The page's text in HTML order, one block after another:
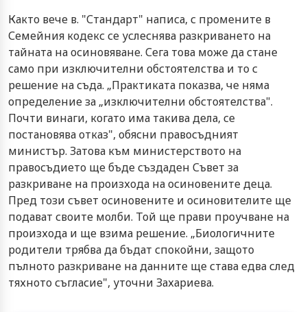
Както вече в. "Стандарт" написа, с промените в
Семейния кодекс се услеснява разкриването на
тайната на осиновяване. Сега това може да стане
само при изключителни обстоятелства и то с
решение на съда. „Практиката показва, че няма
определение за „изключителни обстоятелства".
Почти винаги, когато има такива дела, се
постановява отказ", обясни правосъдният
министър. Затова към министерството на
правосъдието ще бъде създаден Съвет за
разкриване на произхода на осиновените деца.
Пред този съвет осиновените и осиновителите ще
подават своите молби. Той ще прави проучване на
произхода и ще взима решение. „Биологичните
родители трябва да бъдат спокойни, защото
пълното разкриване на данните ще става едва след
тяхното съгласие", уточни Захариева.